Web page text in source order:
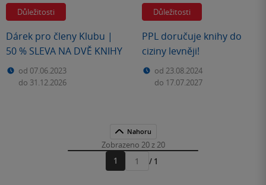
Důležitosti
Dárek pro členy Klubu |
50 % SLEVA NA DVĚ KNIHY
od 07.06.2023
do 31.12.2026
Důležitosti
PPL doručuje knihy do
ciziny levněji!
od 23.08.2024
do 17.07.2027
Nahoru
Zobrazeno 20 z 20
1
Přejít
/ 1